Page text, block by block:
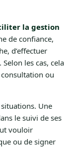
la gestion
de confiance,
d’effectuer
les cas, cela
ou
Une
le suivi de ses
vouloir
ou de signer